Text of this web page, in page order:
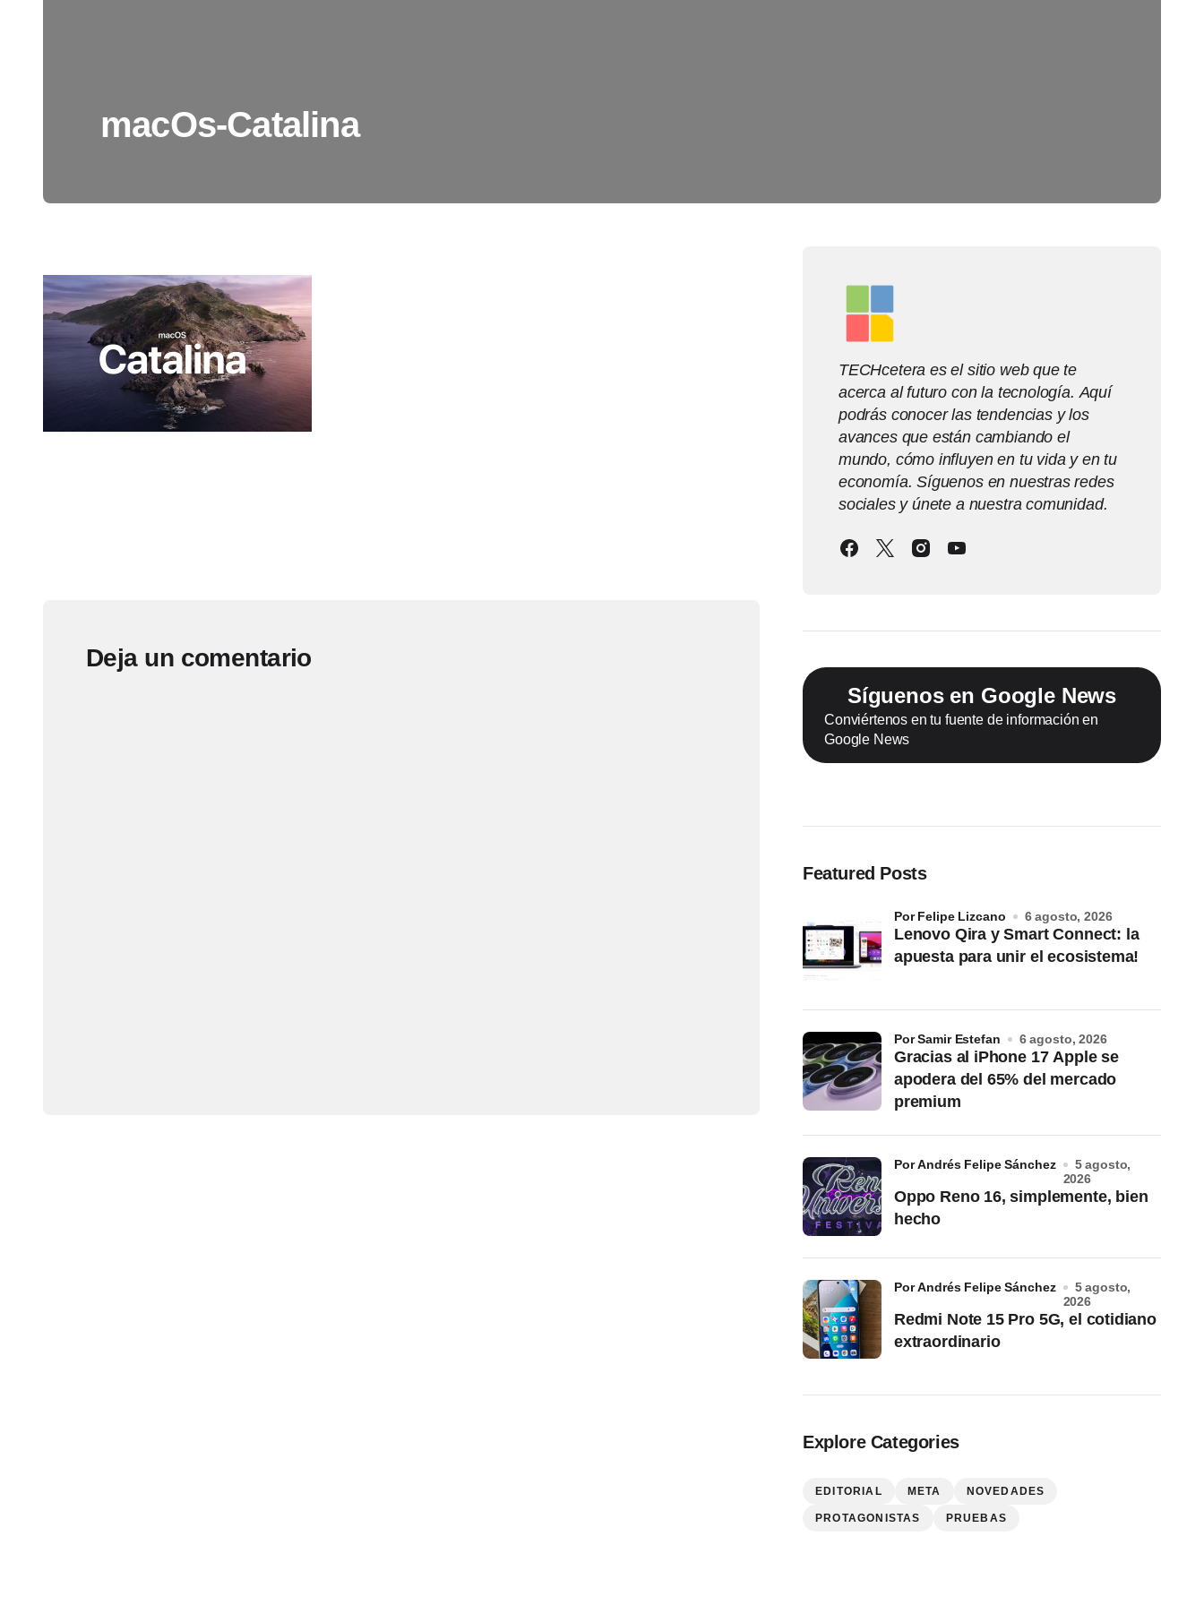
macOs-Catalina
Deja un comentario
TECHcetera es el sitio web que te
acerca al futuro con la tecnología. Aquí
podrás conocer las tendencias y los
avances que están cambiando el
mundo, cómo influyen en tu vida y en tu
economía. Síguenos en nuestras redes
sociales y únete a nuestra comunidad.
Síguenos en Google News
Conviértenos en tu fuente de información en
Google News
Featured Posts
Lenovo Qira y Smart Connect: la
apuesta para unir el ecosistema!
por Felipe Lizcano 6 agosto, 2026
Gracias al iPhone 17 Apple se
apodera del 65% del mercado
premium
por Samir Estefan 6 agosto, 2026
Oppo Reno 16, simplemente, bien
hecho
por Andrés Felipe Sánchez
5 agosto,
2026
Redmi Note 15 Pro 5G, el cotidiano
extraordinario
por Andrés Felipe Sánchez
5 agosto,
2026
Explore Categories
EDITORIAL META NOVEDADES
PROTAGONISTAS PRUEBAS